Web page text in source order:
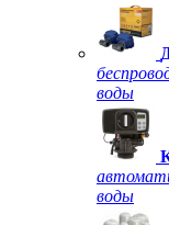
воды
воды